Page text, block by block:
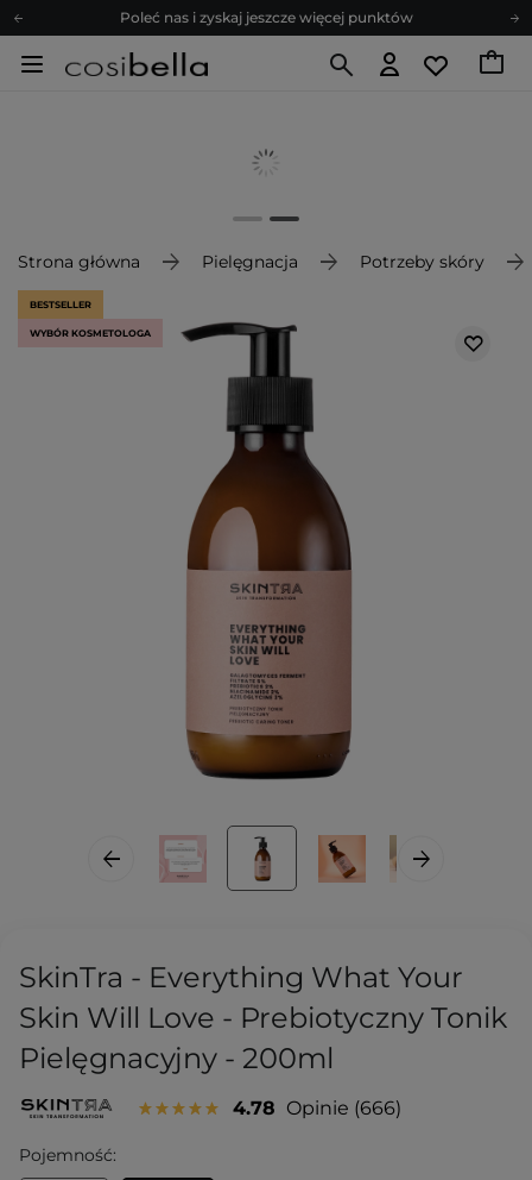
Poleć nas i zyskaj jeszcze więcej punktów
Zapisz się na newsletter pełen porad
Poleć nas i zyskaj jeszcze więcej punktów
Strona główna Pielęgnacja Potrzeby skóry
BESTSELLER
WYBÓR KOSMETOLOGA
SkinTra - Everything What Your
Skin Will Love - Prebiotyczny Tonik
Pielęgnacyjny - 200ml
4.78 Opinie 666
Pojemność: